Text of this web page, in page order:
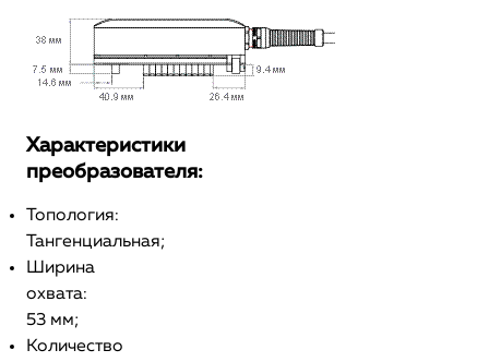
Характеристики
преобразователя:
Топология:
Тангенциальная;
Ширина
охвата:
53 мм;
Количество